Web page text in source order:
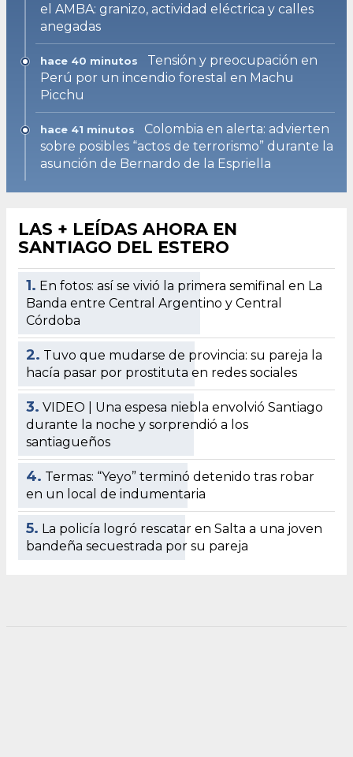
el AMBA: granizo, actividad eléctrica y calles
anegadas
hace 40 minutos
Tensión y preocupación en
Perú por un incendio forestal en Machu
Picchu
hace 41 minutos
Colombia en alerta: advierten
sobre posibles “actos de terrorismo” durante la
asunción de Bernardo de la Espriella
LAS + LEÍDAS AHORA EN
SANTIAGO DEL ESTERO
1. En fotos: así se vivió la primera semifinal en La
Banda entre Central Argentino y Central
Córdoba
2. Tuvo que mudarse de provincia: su pareja la
hacía pasar por prostituta en redes sociales
3. VIDEO | Una espesa niebla envolvió Santiago
durante la noche y sorprendió a los
santiagueños
4. Termas: “Yeyo” terminó detenido tras robar
en un local de indumentaria
5. La policía logró rescatar en Salta a una joven
bandeña secuestrada por su pareja